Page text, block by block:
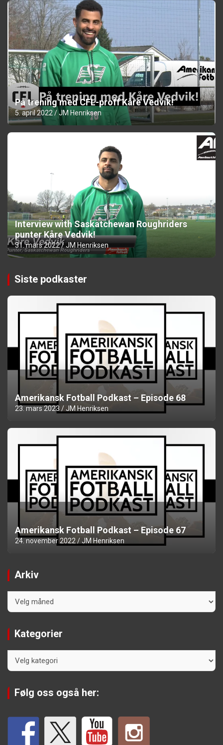
På trening med CFL-proff Kåre Vedvik!
5. april 2022 JM Henriksen
Interview with Saskatchewan Roughriders
punter Kåre Vedvik!
31. mars 2022 JM Henriksen
Siste podkaster
Amerikansk Fotball Podkast – Episode 68
23. mars 2023 JM Henriksen
Amerikansk Fotball Podkast – Episode 67
24. november 2022 JM Henriksen
Arkiv
Kategorier
Følg oss også her: